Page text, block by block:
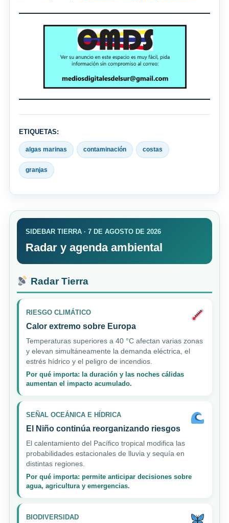
ETIQUETAS:
algas marinas contaminación costas
granjas
SIDEBAR TIERRA · 7 DE AGOSTO DE 2026
Radar y agenda ambiental
Radar Tierra
RIESGO CLIMÁTICO
Calor extremo sobre Europa
Temperaturas superiores a 40 °C afectan varias zonas
y elevan simultáneamente la demanda eléctrica, el
estrés hídrico y el peligro de incendios.
Por qué importa: la duración y las noches cálidas
aumentan el impacto acumulado.
SEÑAL OCEÁNICA E HÍDRICA
El Niño continúa reorganizando riesgos
El calentamiento del Pacífico tropical modifica las
probabilidades estacionales de lluvia y sequía en
distintas regiones.
Por qué importa: permite anticipar decisiones sobre
agua, agricultura y emergencias.
BIODIVERSIDAD